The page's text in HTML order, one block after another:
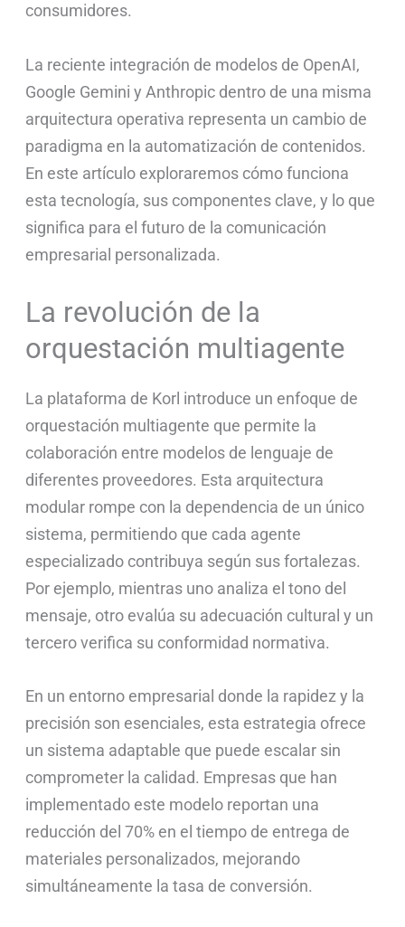
consumidores.
La reciente integración de modelos de OpenAI,
Google Gemini y Anthropic dentro de una misma
arquitectura operativa representa un cambio de
paradigma en la automatización de contenidos.
En este artículo exploraremos cómo funciona
esta tecnología, sus componentes clave, y lo que
significa para el futuro de la comunicación
empresarial personalizada.
La revolución de la
orquestación multiagente
La plataforma de Korl introduce un enfoque de
orquestación multiagente que permite la
colaboración entre modelos de lenguaje de
diferentes proveedores. Esta arquitectura
modular rompe con la dependencia de un único
sistema, permitiendo que cada agente
especializado contribuya según sus fortalezas.
Por ejemplo, mientras uno analiza el tono del
mensaje, otro evalúa su adecuación cultural y un
tercero verifica su conformidad normativa.
En un entorno empresarial donde la rapidez y la
precisión son esenciales, esta estrategia ofrece
un sistema adaptable que puede escalar sin
comprometer la calidad. Empresas que han
implementado este modelo reportan una
reducción del 70% en el tiempo de entrega de
materiales personalizados, mejorando
simultáneamente la tasa de conversión.